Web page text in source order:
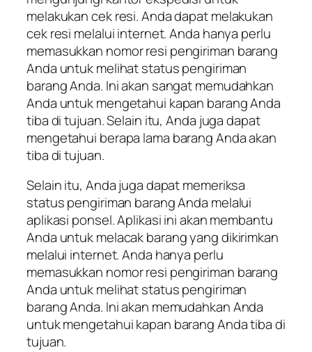
melakukan cek resi. Anda dapat melakukan
cek resi melalui internet. Anda hanya perlu
memasukkan nomor resi pengiriman barang
Anda untuk melihat status pengiriman
barang Anda. Ini akan sangat memudahkan
Anda untuk mengetahui kapan barang Anda
tiba di tujuan. Selain itu, Anda juga dapat
mengetahui berapa lama barang Anda akan
tiba di tujuan.
Selain itu, Anda juga dapat memeriksa
status pengiriman barang Anda melalui
aplikasi ponsel. Aplikasi ini akan membantu
Anda untuk melacak barang yang dikirimkan
melalui internet. Anda hanya perlu
memasukkan nomor resi pengiriman barang
Anda untuk melihat status pengiriman
barang Anda. Ini akan memudahkan Anda
untuk mengetahui kapan barang Anda tiba di
tujuan.